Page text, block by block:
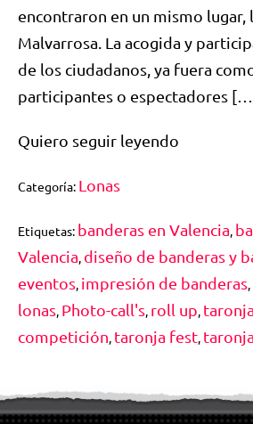
encontraron en un mismo lugar,
Malvarrosa. La acogida y
de los ciudadanos, ya fuera
participantes o espectadores
Quiero seguir leyendo
Categoría: Lonas
Etiquetas: banderas en Valencia,
Valencia, diseño de banderas y
eventos, impresión de banderas,
lonas, Photo-call's, roll up,
competición, taronja fest,